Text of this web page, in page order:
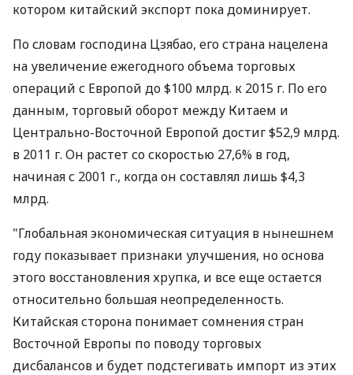
котором китайский экспорт пока доминирует.
По словам господина Цзябао, его страна нацелена
на увеличение ежегодного объема торговых
операций с Европой до $100 млрд. к 2015 г. По его
данным, торговый оборот между Китаем и
Центрально-Восточной Европой достиг $52,9 млрд.
в 2011 г. Он растет со скоростью 27,6% в год,
начиная с 2001 г., когда он составлял лишь $4,3
млрд.
"Глобальная экономическая ситуация в нынешнем
году показывает признаки улучшения, но основа
этого восстановления хрупка, и все еще остается
относительно большая неопределенность.
Китайская сторона понимает сомнения стран
Восточной Европы по поводу торговых
дисбалансов и будет подстегивать импорт из этих